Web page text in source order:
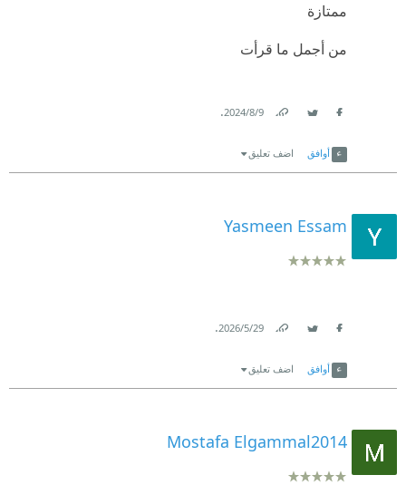
ممتازة
من أجمل ما قرأت
9‏/8‏/2024
.
أوافق اضف تعليق
Yasmeen Essam
29‏/5‏/2026
.
أوافق اضف تعليق
Mostafa Elgammal2014